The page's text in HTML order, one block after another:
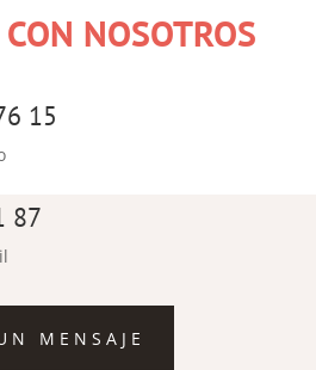
NOSOTROS
15
87
MENSAJE